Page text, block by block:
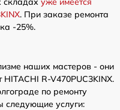
. При заказе ремонта
-25%.
наших мастеров - они
R-V470PUC3KINX.
по ремонту
следующие услуги: